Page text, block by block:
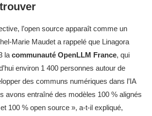
l’open source apparaît comme un
Marie Maudet a rappelé que Linagora
la communauté OpenLLM France, qui
environ 1 400 personnes autour de
des communs numériques dans l’IA
avons entraîné des modèles 100 % alignés
100 % open source », a-t-il expliqué,